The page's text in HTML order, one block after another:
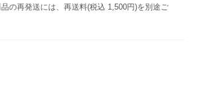
の再発送には、再送料(税込 1,500円)を別途ご